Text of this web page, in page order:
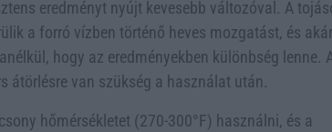
eredményt nyújt kevesebb változóval. A
a forró vízben történő heves mozgatást, és
hogy az eredményekben különbség lenne.
átörlésre van szükség a használat után.
hőmérsékletet (270-300°F) használni, és a